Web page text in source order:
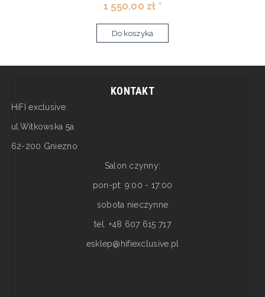
1 550,00 zł *
Do koszyka
KONTAKT
HiFI exclusive
ul.Witkowska 5a
62-200 Gniezno
Salon czynny:
pon-pt: 9:00 - 17:00
sobota nieczynne
tel. +48 607 615 717
esklep@hifiexclusive.pl